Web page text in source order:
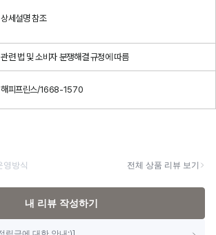
상세설명 참조
관련 법 및 소비자 분쟁해결 규정에 따름
해피프린스/1668-1570